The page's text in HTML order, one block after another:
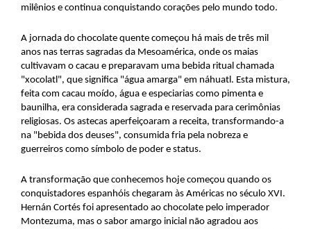
milênios e continua conquistando corações pelo mundo todo.
A jornada do chocolate quente começou há mais de três mil
anos nas terras sagradas da Mesoamérica, onde os maias
cultivavam o cacau e preparavam uma bebida ritual chamada
"xocolatl", que significa "água amarga" em náhuatl. Esta mistura,
feita com cacau moído, água e especiarias como pimenta e
baunilha, era considerada sagrada e reservada para cerimônias
religiosas. Os astecas aperfeiçoaram a receita, transformando-a
na "bebida dos deuses", consumida fria pela nobreza e
guerreiros como símbolo de poder e status.
A transformação que conhecemos hoje começou quando os
conquistadores espanhóis chegaram às Américas no século XVI.
Hernán Cortés foi apresentado ao chocolate pelo imperador
Montezuma, mas o sabor amargo inicial não agradou aos